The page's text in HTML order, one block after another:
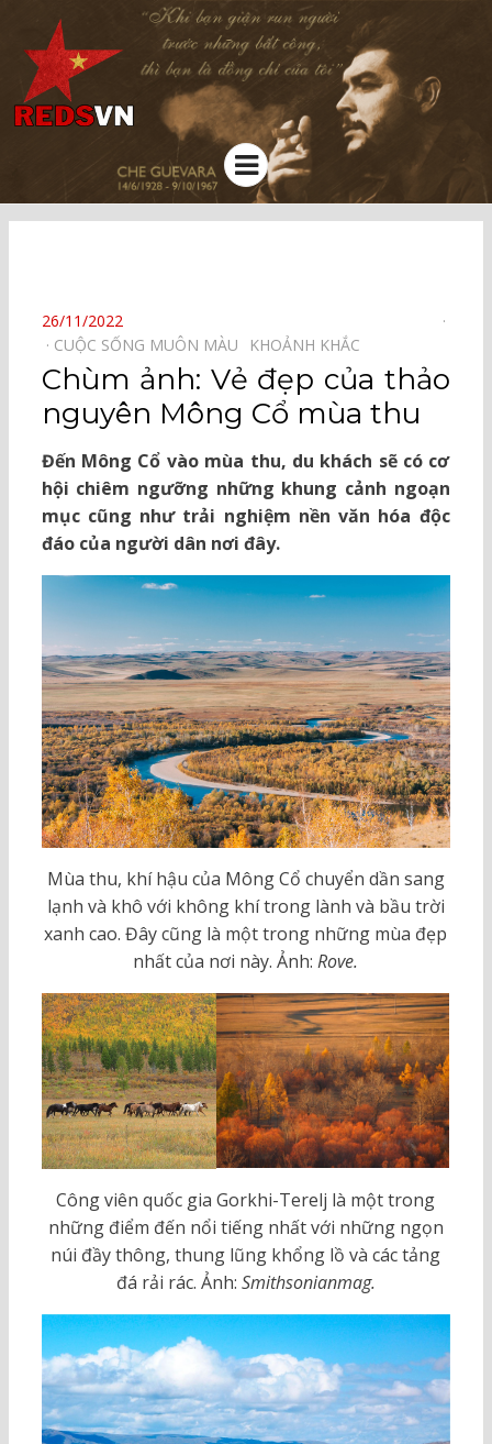
Kênh chia sẻ tri thức cộng đồng
Menu
POSTED
ON
26/11/2022
CUỘC SỐNG MUÔN MÀU⠀
KHOẢNH KHẮC⠀
Chùm ảnh: Vẻ đẹp của thảo
nguyên Mông Cổ mùa thu
Đến Mông Cổ vào mùa thu, du khách sẽ có cơ
hội chiêm ngưỡng những khung cảnh ngoạn
mục cũng như trải nghiệm nền văn hóa độc
đáo của người dân nơi đây.
Mùa thu, khí hậu của Mông Cổ chuyển dần sang
lạnh và khô với không khí trong lành và bầu trời
xanh cao. Đây cũng là một trong những mùa đẹp
nhất của nơi này. Ảnh: Rove.
Công viên quốc gia Gorkhi-Terelj là một trong
những điểm đến nổi tiếng nhất với những ngọn
núi đầy thông, thung lũng khổng lồ và các tảng
đá rải rác. Ảnh: Smithsonianmag.